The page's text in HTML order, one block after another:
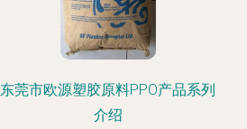
东莞市欧源塑胶原料PPO产品系列
介绍